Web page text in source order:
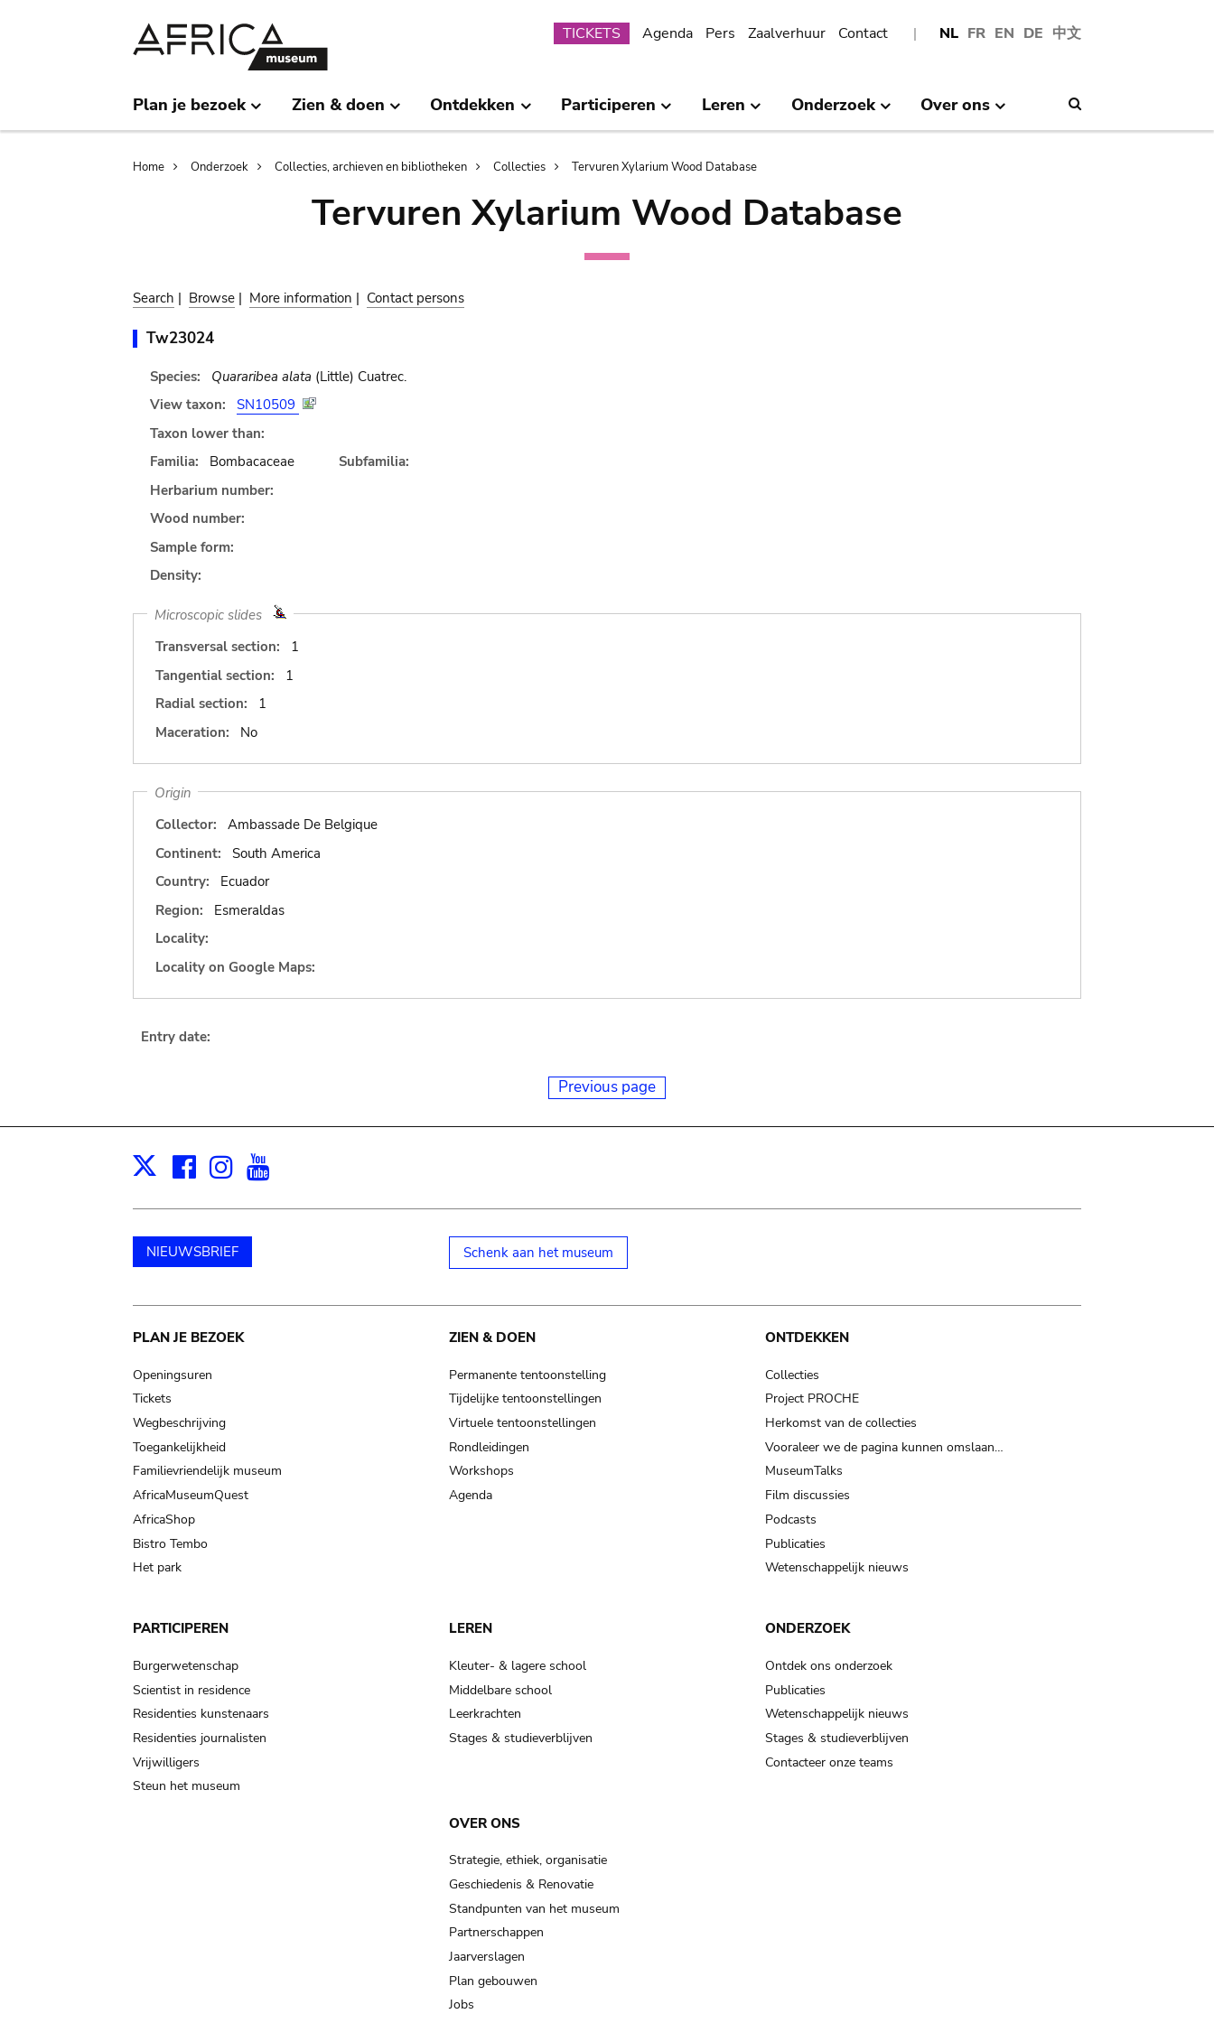
NL FR EN DE 中文
Submenu
TICKETS Agenda Pers Zaalverhuur Contact
Plan je bezoek Zien & doen Ontdekken Participeren Leren Onderzoek Over ons
Breadcrumb
Home Onderzoek Collecties, archieven en bibliotheken Collecties Tervuren Xylarium Wood Database
Tervuren Xylarium Wood Database
Search | Browse | More information | Contact persons
Tw23024
Species: Quararibea alata (Little) Cuatrec.
View taxon:
SN10509
Taxon lower than:
Familia:
Bombacaceae
Subfamilia:
Herbarium number:
Wood number:
Sample form:
Density:
Microscopic slides
Transversal section:
1
Tangential section:
1
Radial section:
1
Maceration:
No
Origin
Collector:
Ambassade De Belgique
Continent:
South America
Country:
Ecuador
Region:
Esmeraldas
Locality:
Locality on Google Maps:
Entry date:
Previous page
X Facebook
Instagram
NIEUWSBRIEF Schenk aan het museum
Main
navigation
PLAN JE BEZOEK
Openingsuren
Tickets
Wegbeschrijving
Toegankelijkheid
Familievriendelijk museum
AfricaMuseumQuest
AfricaShop
Bistro Tembo
Het park
ZIEN & DOEN
Permanente tentoonstelling
Tijdelijke tentoonstellingen
Virtuele tentoonstellingen
Rondleidingen
Workshops
Agenda
ONTDEKKEN
Collecties
Project PROCHE
Herkomst van de collecties
Vooraleer we de pagina kunnen omslaan…
MuseumTalks
Film discussies
Podcasts
Publicaties
Wetenschappelijk nieuws
PARTICIPEREN
Burgerwetenschap
Scientist in residence
Residenties kunstenaars
Residenties journalisten
Vrijwilligers
Steun het museum
LEREN
Kleuter- & lagere school
Middelbare school
Leerkrachten
Stages & studieverblijven
ONDERZOEK
Ontdek ons onderzoek
Publicaties
Wetenschappelijk nieuws
Stages & studieverblijven
Contacteer onze teams
OVER ONS
Strategie, ethiek, organisatie
Geschiedenis & Renovatie
Standpunten van het museum
Partnerschappen
Jaarverslagen
Plan gebouwen
Jobs